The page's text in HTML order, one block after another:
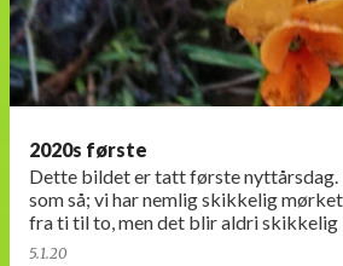
2020s første
Dette bildet er tatt første nyttårsdag.
som så; vi har nemlig skikkelig
5.1.20